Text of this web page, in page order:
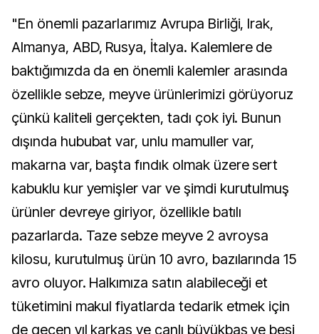
"En önemli pazarlarımız Avrupa Birliği, Irak,
Almanya, ABD, Rusya, İtalya. Kalemlere de
baktığımızda da en önemli kalemler arasında
özellikle sebze, meyve ürünlerimizi görüyoruz
çünkü kaliteli gerçekten, tadı çok iyi. Bunun
dışında hububat var, unlu mamuller var,
makarna var, başta fındık olmak üzere sert
kabuklu kur yemişler var ve şimdi kurutulmuş
ürünler devreye giriyor, özellikle batılı
pazarlarda. Taze sebze meyve 2 avroysa
kilosu, kurutulmuş ürün 10 avro, bazılarında 15
avro oluyor. Halkımıza satın alabileceği et
tüketimini makul fiyatlarda tedarik etmek için
de geçen yıl karkas ve canlı büyükbaş ve besi